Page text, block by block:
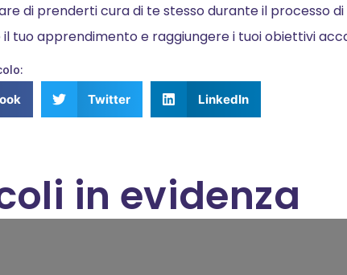
di prenderti cura di te stesso durante il processo
il tuo apprendimento e raggiungere i tuoi obiettivi
Twitter LinkedIn
in evidenza